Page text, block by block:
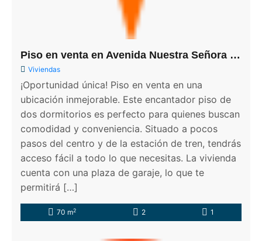
Piso en venta en Avenida Nuestra Señora de la Paz, 1
Viviendas
¡Oportunidad única! Piso en venta en una
ubicación inmejorable. Este encantador piso de
dos dormitorios es perfecto para quienes buscan
comodidad y conveniencia. Situado a pocos
pasos del centro y de la estación de tren, tendrás
acceso fácil a todo lo que necesitas. La vivienda
cuenta con una plaza de garaje, lo que te
permitirá […]
70 m2 2 1